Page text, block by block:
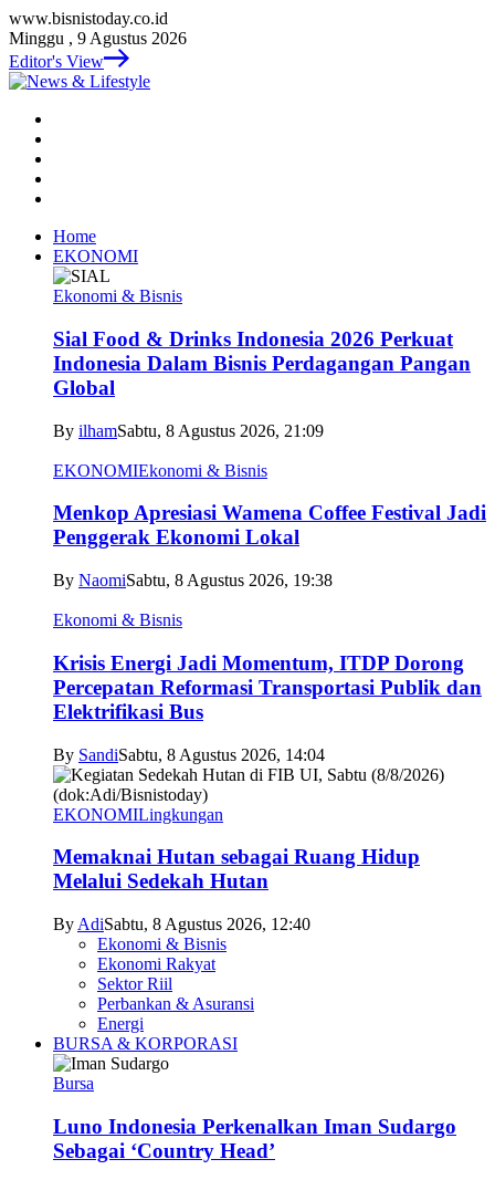
www.bisnistoday.co.id
Minggu , 9 Agustus 2026
Editor's View
Home
EKONOMI
Ekonomi & Bisnis
Sial Food & Drinks Indonesia 2026 Perkuat
Indonesia Dalam Bisnis Perdagangan Pangan
Global
By ilhamSabtu, 8 Agustus 2026, 21:09
EKONOMIEkonomi & Bisnis
Menkop Apresiasi Wamena Coffee Festival Jadi
Penggerak Ekonomi Lokal
By NaomiSabtu, 8 Agustus 2026, 19:38
Ekonomi & Bisnis
Krisis Energi Jadi Momentum, ITDP Dorong
Percepatan Reformasi Transportasi Publik dan
Elektrifikasi Bus
By SandiSabtu, 8 Agustus 2026, 14:04
EKONOMILingkungan
Memaknai Hutan sebagai Ruang Hidup
Melalui Sedekah Hutan
By AdiSabtu, 8 Agustus 2026, 12:40
Ekonomi & Bisnis
Ekonomi Rakyat
Sektor Riil
Perbankan & Asuransi
Energi
BURSA & KORPORASI
Bursa
Luno Indonesia Perkenalkan Iman Sudargo
Sebagai ‘Country Head’